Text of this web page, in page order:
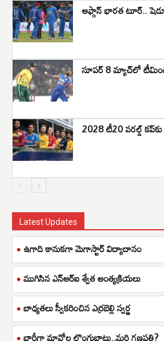
ఆఫ్గాన్‌ భారత టూర్‌..
సూపర్ 8 మ్యాచ్‌లో
2028 టీ20 వరల్డ్ కప్‌కు
Latest Updates
ఉగాది కానుకగా మెగాస్టార్ విద్యాదానం
ముగిసిన ఎన్ఆర్ఐ శ్వేత అంత్యక్రియలు
బాధ్యతలు స్వీకరించిన ఎర్రబెల్లి స్వర్ణ
భారీగా మావోల లొంగుబాటు..మరి గణపతి?